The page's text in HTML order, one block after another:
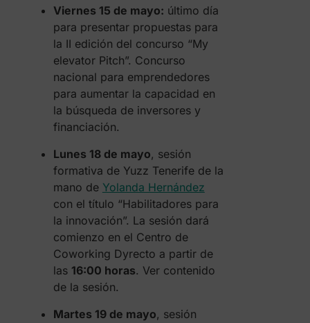
Viernes 15 de mayo: último día
para presentar propuestas para
la II edición del concurso “My
elevator Pitch”. Concurso
nacional para emprendedores
para aumentar la capacidad en
la búsqueda de inversores y
financiación.
Lunes 18 de mayo, sesión
formativa de Yuzz Tenerife de la
mano de Yolanda Hernández
con el título “Habilitadores para
la innovación”. La sesión dará
comienzo en el Centro de
Coworking Dyrecto a partir de
las 16:00 horas. Ver contenido
de la sesión.
Martes 19 de mayo, sesión